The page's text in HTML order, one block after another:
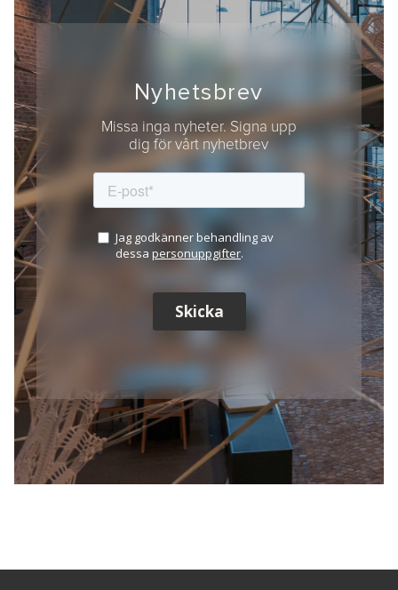
Nyhetsbrev
Missa inga nyheter. Signa upp
dig för vårt nyhetbrev